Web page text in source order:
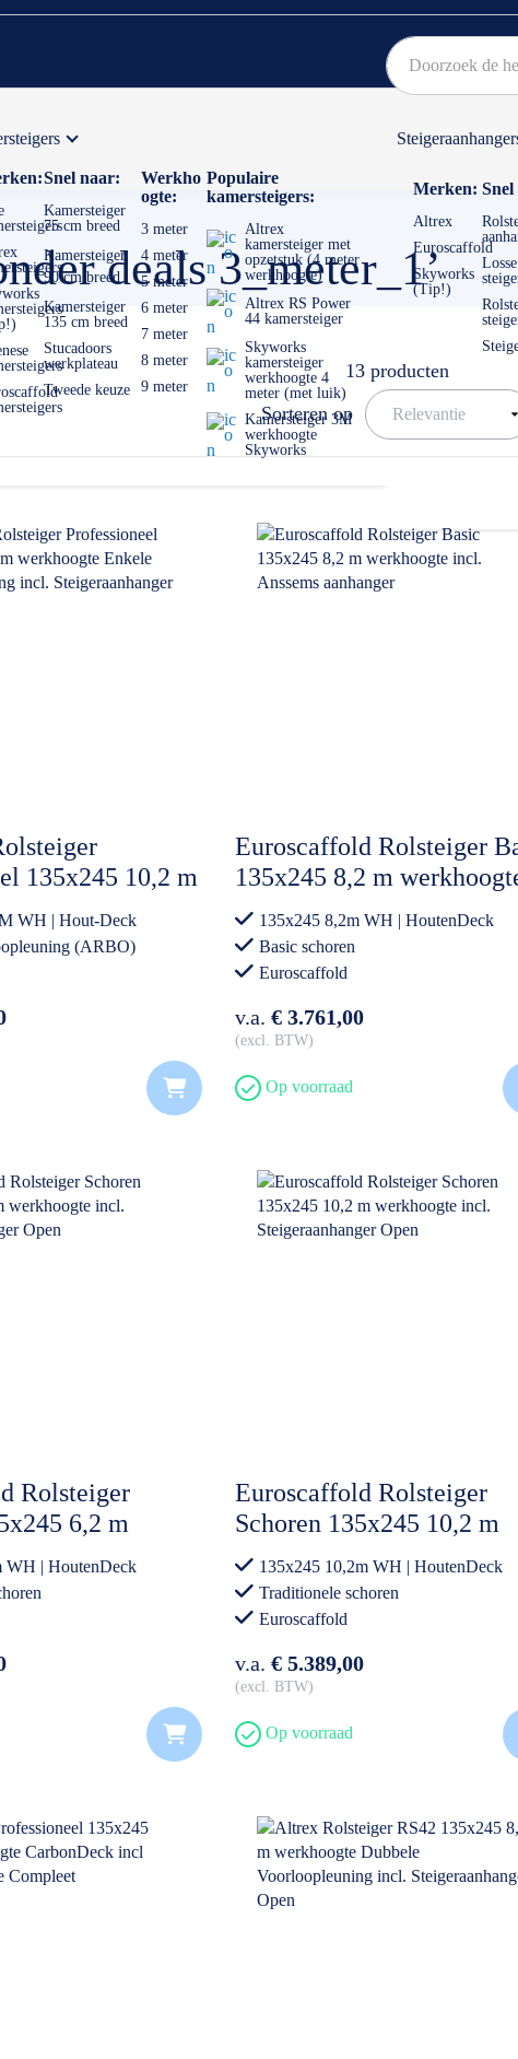
Snel naar:
Kamersteiger
75 cm breed
Kamersteiger
90 cm breed
Kamersteiger
135 cm breed
Stucadoors
werkplateau
Tweede keuze
Werkho
ogte:
3 meter
4 meter
5 meter
6 meter
7 meter
8 meter
9 meter
Populaire
kamersteigers:
Altrex
kamersteiger met
opzetstuk (4 meter
werkhoogte)
Altrex RS Power
44 kamersteiger
Skyworks
kamersteiger
werkhoogte 4
meter (met luik)
Kamersteiger 3M
werkhoogte
Skyworks
Merken:
Altrex
Euroscaffold
Skyworks
(Tip!)
Losse
deals 3_meter_1’
13producten
Sorteren op
135x245 10,2 m
Enkele
incl.
Gesloten
WH | Hout-Deck
(ARBO)
Euroscaffold Rolsteiger
135x245 8,2 m
incl. Anssems aanhanger
135x245 8,2m WH | HoutenDeck
Basic schoren
Euroscaffold
v.a. € 3.761,00
excl. BTW
Op voorraad
Rolsteiger
6,2 m
incl.
Open
WH | HoutenDeck
Euroscaffold Rolsteiger
Schoren 135x245 10,2 m
werkhoogte incl.
Steigeraanhanger Open
135x245 10,2m WH | HoutenDeck
Traditionele schoren
Euroscaffold
v.a. € 5.389,00
excl. BTW
Op voorraad